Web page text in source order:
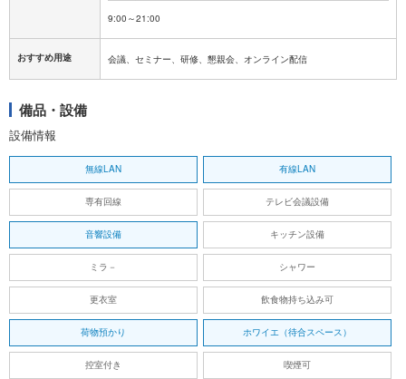
おすすめ用途 会議、セミナー、研修、懇親会、オンライン配信
備品・設備
設備情報
無線LAN 有線LAN
専有回線 テレビ会議設備
音響設備 キッチン設備
ミラ－ シャワー
更衣室 飲食物持ち込み可
荷物預かり ホワイエ（待合スペース）
控室付き 喫煙可